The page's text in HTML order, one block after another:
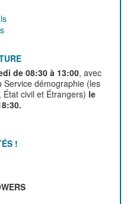
de 08:30 à 13:00, avec
Service démographie (les
civil et Étrangers) le
!